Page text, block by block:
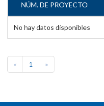
NÚM. DE PROYECTO
No hay datos disponibles
« 1 »